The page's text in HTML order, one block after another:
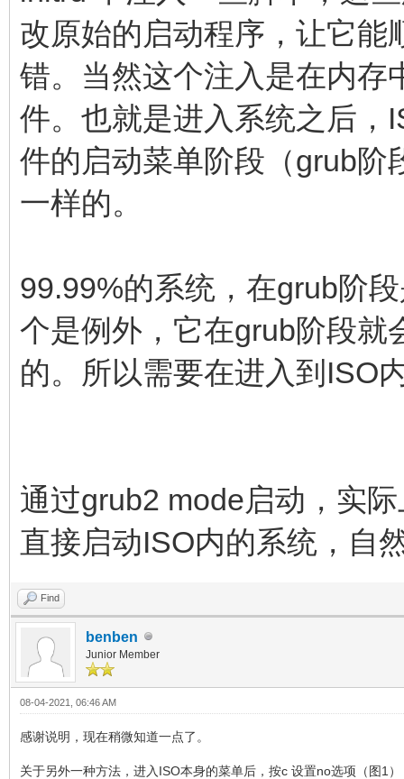
改原始的启动程序，让它能
错。当然这个注入是在内存
件。也就是进入系统之后，
件的启动菜单阶段（grub阶
一样的。
99.99%的系统，在grub阶
个是例外，它在grub阶段就
的。所以需要在进入到ISO
通过grub2 mode启动，实
直接启动ISO内的系统，自
Find
benben
Junior Member
08-04-2021, 06:46 AM
感谢说明，现在稍微知道一点了。
关于另外一种方法，进入ISO本身的菜单后，按c 设置no选项（图1